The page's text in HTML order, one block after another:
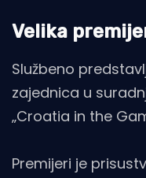
Velika
Službeno
zajednica u
„Croatia in the
Premijeri je